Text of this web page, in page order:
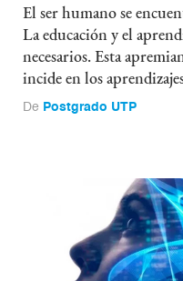
El ser humano se
La educación y el
necesarios. Esta
incide en los
De Postgrado UTP